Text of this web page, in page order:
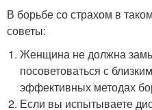
В борьбе со страхом в
советы:
Женщина не должна
посоветоваться с
эффективных методах
Если вы испытываете